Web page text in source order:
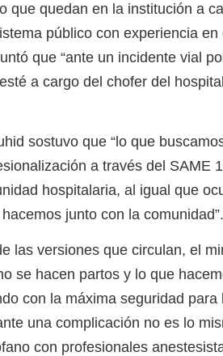
que quedan en la institución a
público con experiencia
que “ante un incidente vial
a cargo del chofer del
sostuvo que “lo que
a través del SAME
hospitalaria, al igual que
junto con la comunidad”.
las versiones que circulan, el
se hacen partos y lo que
con la máxima seguridad
una complicación no es lo
con profesionales